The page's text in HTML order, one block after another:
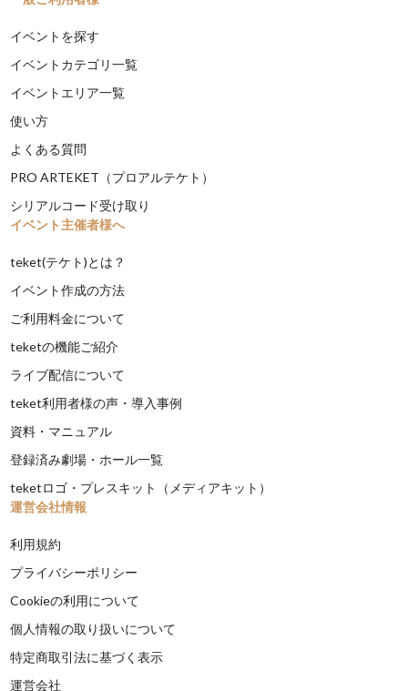
イベントを探す
イベントカテゴリ一覧
イベントエリア一覧
使い方
よくある質問
PRO ARTEKET（プロアルテケト）
シリアルコード受け取り
イベント主催者様へ
teket(テケト)とは？
イベント作成の方法
ご利用料金について
teketの機能ご紹介
ライブ配信について
teket利用者様の声・導入事例
資料・マニュアル
登録済み劇場・ホール一覧
teketロゴ・プレスキット（メディアキット）
運営会社情報
利用規約
プライバシーポリシー
Cookieの利用について
個人情報の取り扱いについて
特定商取引法に基づく表示
運営会社